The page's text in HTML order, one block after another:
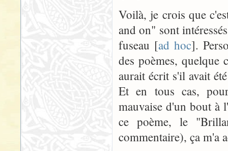
Voilà, je crois que
and on" sont
fuseau [ad hoc].
des poèmes, quelque
aurait écrit s'il avait
Et en tous cas,
mauvaise d'un bout à
ce poème, le
commentaire), ça m'a